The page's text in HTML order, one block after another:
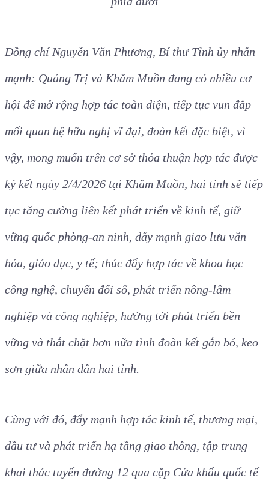
Đồng chí Nguyễn Văn Phương, Bí thư Tỉnh ủy nhấn
mạnh: Quảng Trị và Khăm Muồn đang có nhiều cơ
hội để mở rộng hợp tác toàn diện, tiếp tục vun đắp
mối quan hệ hữu nghị vĩ đại, đoàn kết đặc biệt, vì
vậy, mong muốn trên cơ sở thỏa thuận hợp tác được
ký kết ngày 2/4/2026 tại Khăm Muồn, hai tỉnh sẽ tiếp
tục tăng cường liên kết phát triển về kinh tế, giữ
vững quốc phòng-an ninh, đẩy mạnh giao lưu văn
hóa, giáo dục, y tế; thúc đẩy hợp tác về khoa học
công nghệ, chuyển đổi số, phát triển nông-lâm
nghiệp và công nghiệp, hướng tới phát triển bền
vững và thắt chặt hơn nữa tình đoàn kết gắn bó, keo
sơn giữa nhân dân hai tỉnh.
Cùng với đó, đẩy mạnh hợp tác kinh tế, thương mại,
đầu tư và phát triển hạ tầng giao thông, tập trung
khai thác tuyến đường 12 qua cặp Cửa khẩu quốc tế